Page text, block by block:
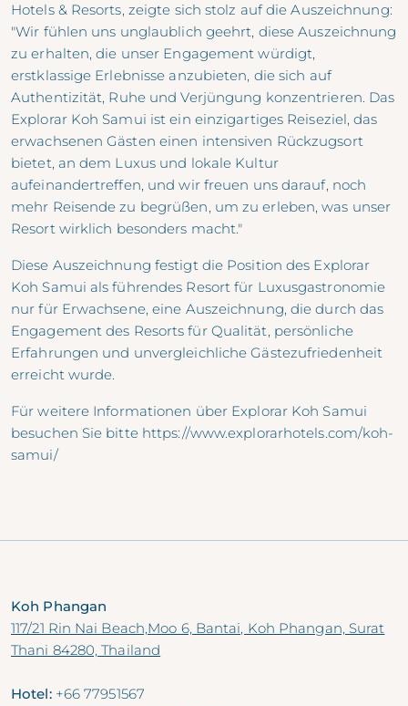
Hotels & Resorts, zeigte sich stolz auf die Auszeichnung:
"Wir fühlen uns unglaublich geehrt, diese Auszeichnung
zu erhalten, die unser Engagement würdigt,
erstklassige Erlebnisse anzubieten, die sich auf
Authentizität, Ruhe und Verjüngung konzentrieren. Das
Explorar Koh Samui ist ein einzigartiges Reiseziel, das
erwachsenen Gästen einen intensiven Rückzugsort
bietet, an dem Luxus und lokale Kultur
aufeinandertreffen, und wir freuen uns darauf, noch
mehr Reisende zu begrüßen, um zu erleben, was unser
Resort wirklich besonders macht."
Diese Auszeichnung festigt die Position des Explorar
Koh Samui als führendes Resort für Luxusgastronomie
nur für Erwachsene, eine Auszeichnung, die durch das
Engagement des Resorts für Qualität, persönliche
Erfahrungen und unvergleichliche Gästezufriedenheit
erreicht wurde.
Für weitere Informationen über Explorar Koh Samui
besuchen Sie bitte https://www.explorarhotels.com/koh-
samui/
Koh Phangan
117/21 Rin Nai Beach,Moo 6, Bantai, Koh Phangan, Surat
Thani 84280, Thailand
Hotel: +66 77951567